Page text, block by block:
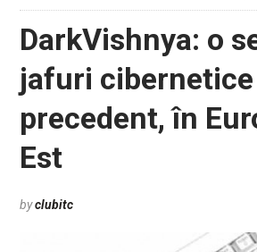
DarkVishnya: o
jafuri
precedent, în
Est
byclubitc